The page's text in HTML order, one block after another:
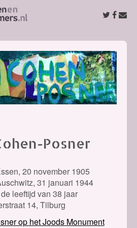
Posner
20 november 1905
31 januari 1944
leeftijd van 38 jaar
14, Tilburg
op het Joods Monument